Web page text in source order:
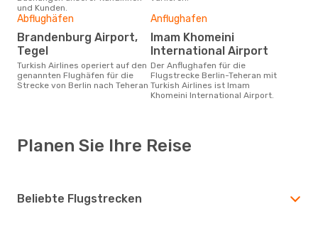
und Kunden.
Abflughäfen
Brandenburg Airport,
Tegel
Turkish Airlines operiert auf den
genannten Flughäfen für die
Strecke von Berlin nach Teheran
Anflughafen
Imam Khomeini
International Airport
Der Anflughafen für die
Flugstrecke Berlin-Teheran mit
Turkish Airlines ist Imam
Khomeini International Airport.
Planen Sie Ihre Reise
Beliebte Flugstrecken